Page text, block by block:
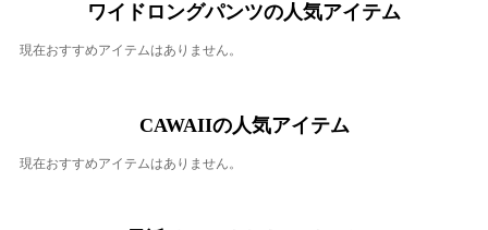
ワイドロングパンツの人気アイテム
現在おすすめアイテムはありません。
CAWAIIの人気アイテム
現在おすすめアイテムはありません。